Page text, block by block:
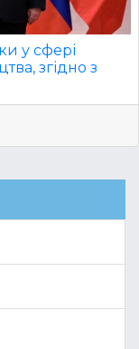
у сфері
згідно з